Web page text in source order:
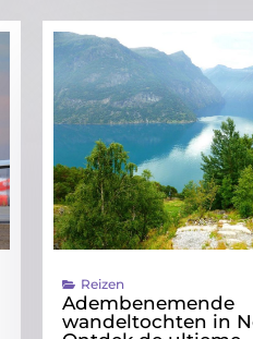
Reizen
Adembenemende
wandeltochten in